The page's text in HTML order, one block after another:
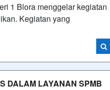
1 Blora menggelar kegiatan
Kegiatan yang
DALAM LAYANAN SPMB